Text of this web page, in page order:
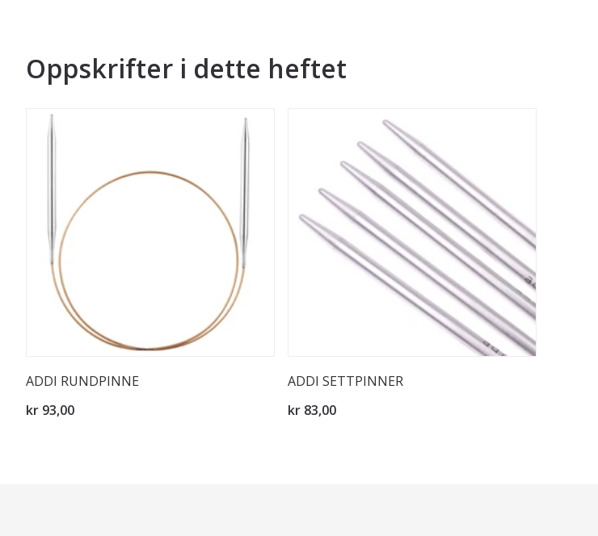
Oppskrifter i dette heftet
ADDI RUNDPINNE
kr 93,00
ADDI SETTPINNER
kr 83,00